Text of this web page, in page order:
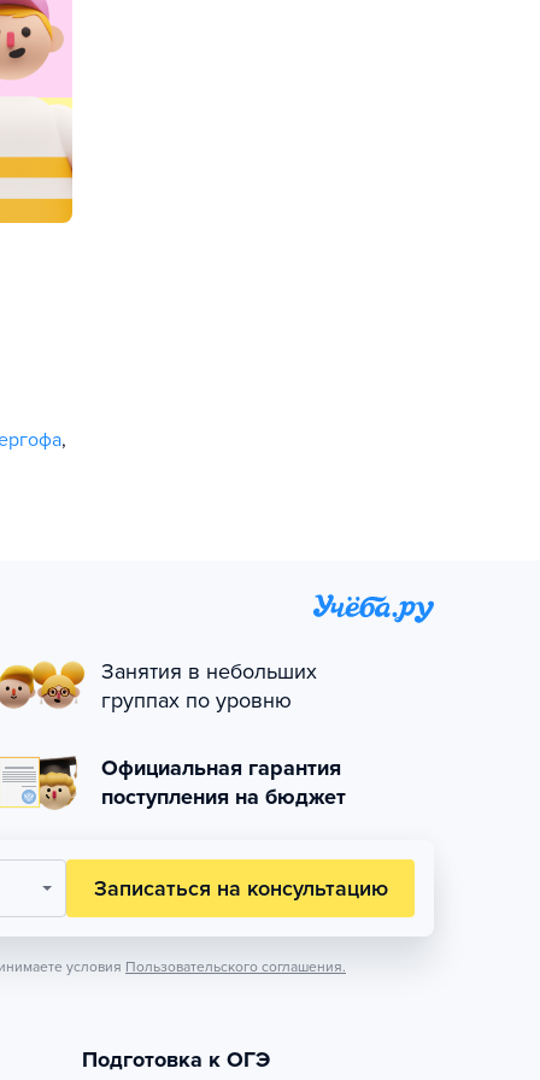
,
Занятия в небольших
группах по уровню
Официальная гарантия
поступления на бюджет
Записаться на консультацию
условия Пользовательского соглашения.
Подготовка к ОГЭ